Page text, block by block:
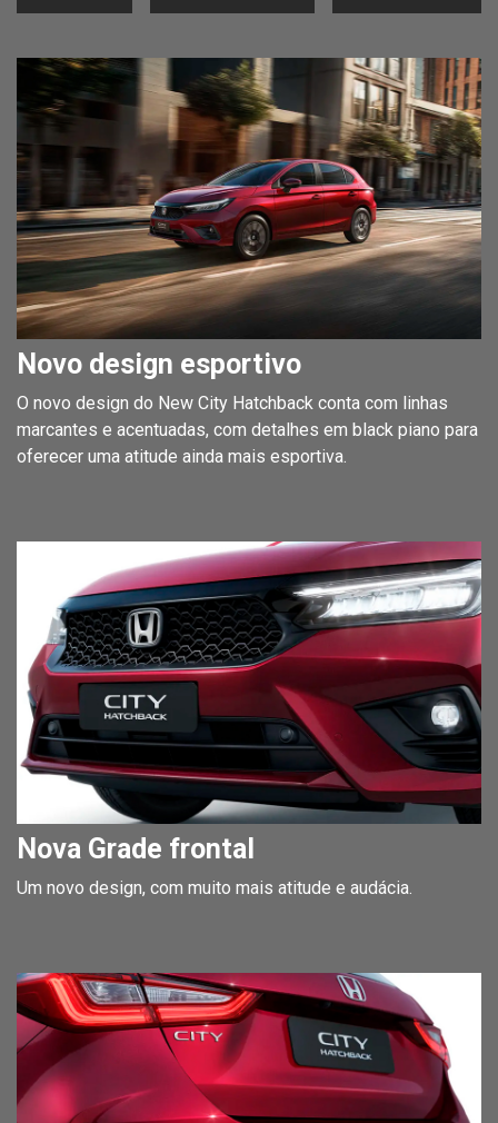
Novo design esportivo
O novo design do New City Hatchback conta com linhas
marcantes e acentuadas, com detalhes em black piano para
oferecer uma atitude ainda mais esportiva.
Nova Grade frontal
Um novo design, com muito mais atitude e audácia.